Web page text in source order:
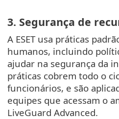
3. Segurança de
A ESET usa práticas
humanos, incluindo
ajudar na segurança da
práticas cobrem todo o
funcionários, e são
equipes que acessam o
LiveGuard Advanced.